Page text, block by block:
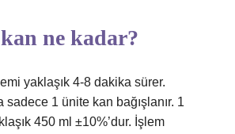
ne kadar?
yaklaşık 4-8 ​​dakika sürer.
sadece 1 ünite kan bağışlanır. 1
450 ml ±10%’dur. İşlem